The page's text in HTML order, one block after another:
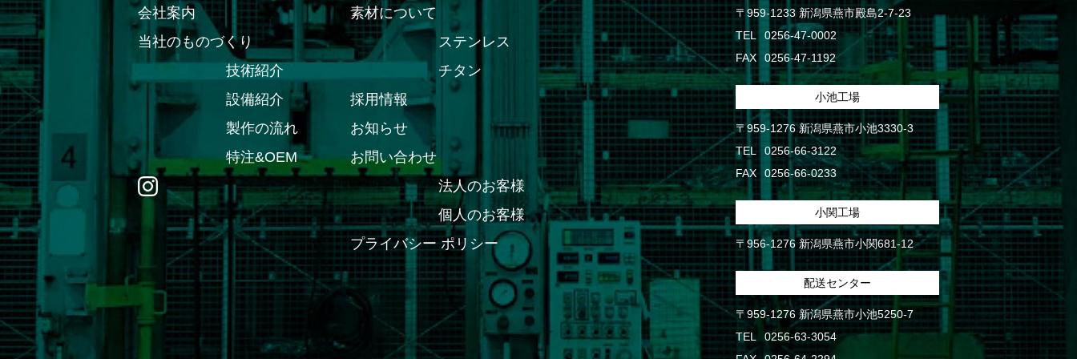
会社案内
当社のものづくり
技術紹介
設備紹介
製作の流れ
特注&OEM
素材について
ステンレス
チタン
採用情報
お知らせ
お問い合わせ
法人のお客様
個人のお客様
プライバシー ポリシー
〒959-1233 新潟県燕市殿島2-7-23
TEL
0256-47-0002
FAX
0256-47-1192
小池工場
〒959-1276 新潟県燕市小池3330-3
TEL
0256-66-3122
FAX
0256-66-0233
小関工場
〒956-1276 新潟県燕市小関681-12
配送センター
〒959-1276 新潟県燕市小池5250-7
TEL
0256-63-3054